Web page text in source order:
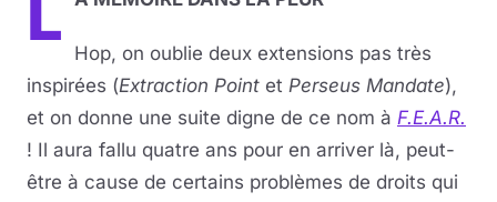
L
Hop, on oublie deux extensions pas très
inspirées (Extraction Point et Perseus Mandate),
et on donne une suite digne de ce nom à F.E.A.R.
! Il aura fallu quatre ans pour en arriver là, peut-
être à cause de certains problèmes de droits qui